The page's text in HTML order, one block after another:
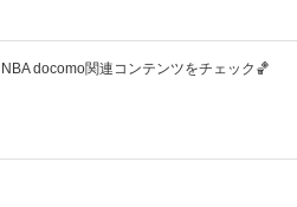
NBA docomo関連コンテンツをチェック🏀